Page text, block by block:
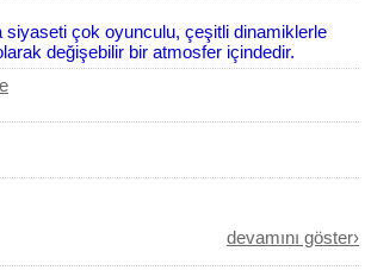
siyaseti çok oyunculu, çeşitli dinamiklerle
değişebilir bir atmosfer içindedir.
devamını göster›